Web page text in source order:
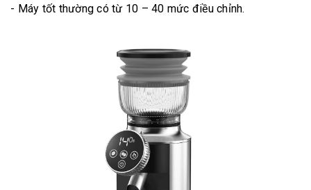
- Máy tốt thường có từ 10 – 40 mức điều chỉnh.